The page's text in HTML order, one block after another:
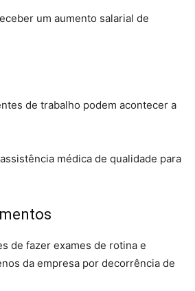
um aumento salarial de
de trabalho podem acontecer a
médica de qualidade para
de fazer exames de rotina e
da empresa por decorrência de